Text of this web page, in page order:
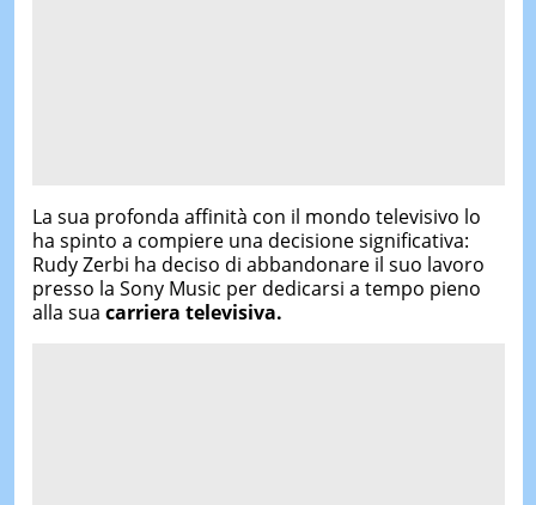
La sua profonda affinità con il mondo televisivo lo
ha spinto a compiere una decisione significativa:
Rudy Zerbi ha deciso di abbandonare il suo lavoro
presso la Sony Music per dedicarsi a tempo pieno
alla sua carriera televisiva.